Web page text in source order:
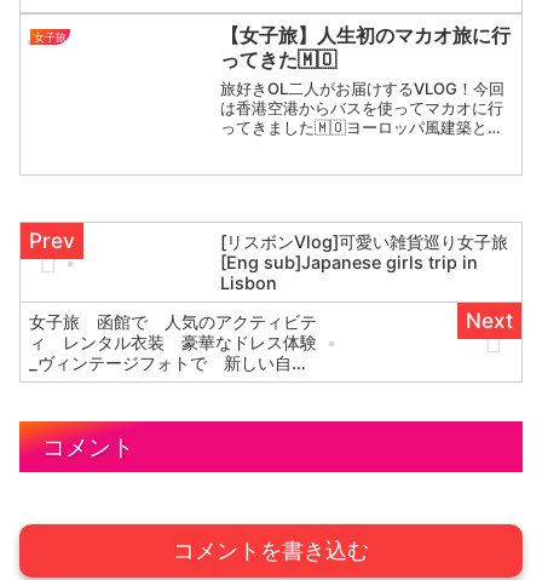
女子旅
【女子旅】人生初のマカオ旅に行
ってきた🇲🇴
旅好きOL二人がお届けするVLOG！今回
は香港空港からバスを使ってマカオに行
ってきました🇲🇴ヨーロッパ風建築と漢
[リスボンVlog]可愛い雑貨巡り女子旅
[Eng sub]Japanese girls trip in
Lisbon
女子旅 函館で 人気のアクティビテ
ィ レンタル衣装 豪華なドレス体験
_ヴィンテージフォトで 新しい自分
との出会いにドキドキ ワクワク
コメント
コメントを書き込む